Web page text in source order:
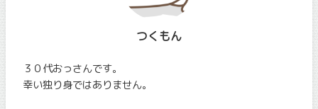
つくもん
３０代おっさんです。
幸い独り身ではありません。